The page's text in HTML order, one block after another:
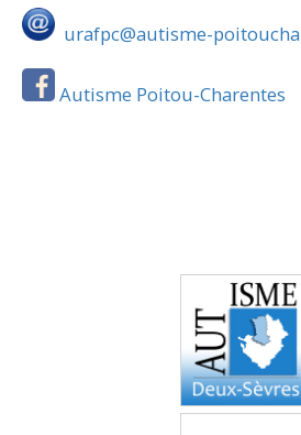
urafpc@autisme-
Autisme Poitou-Charentes
Autisme Deux-
Sèvres